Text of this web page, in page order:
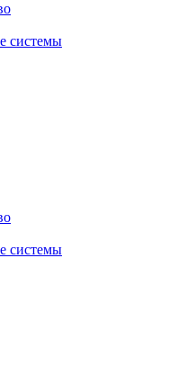
системы
системы